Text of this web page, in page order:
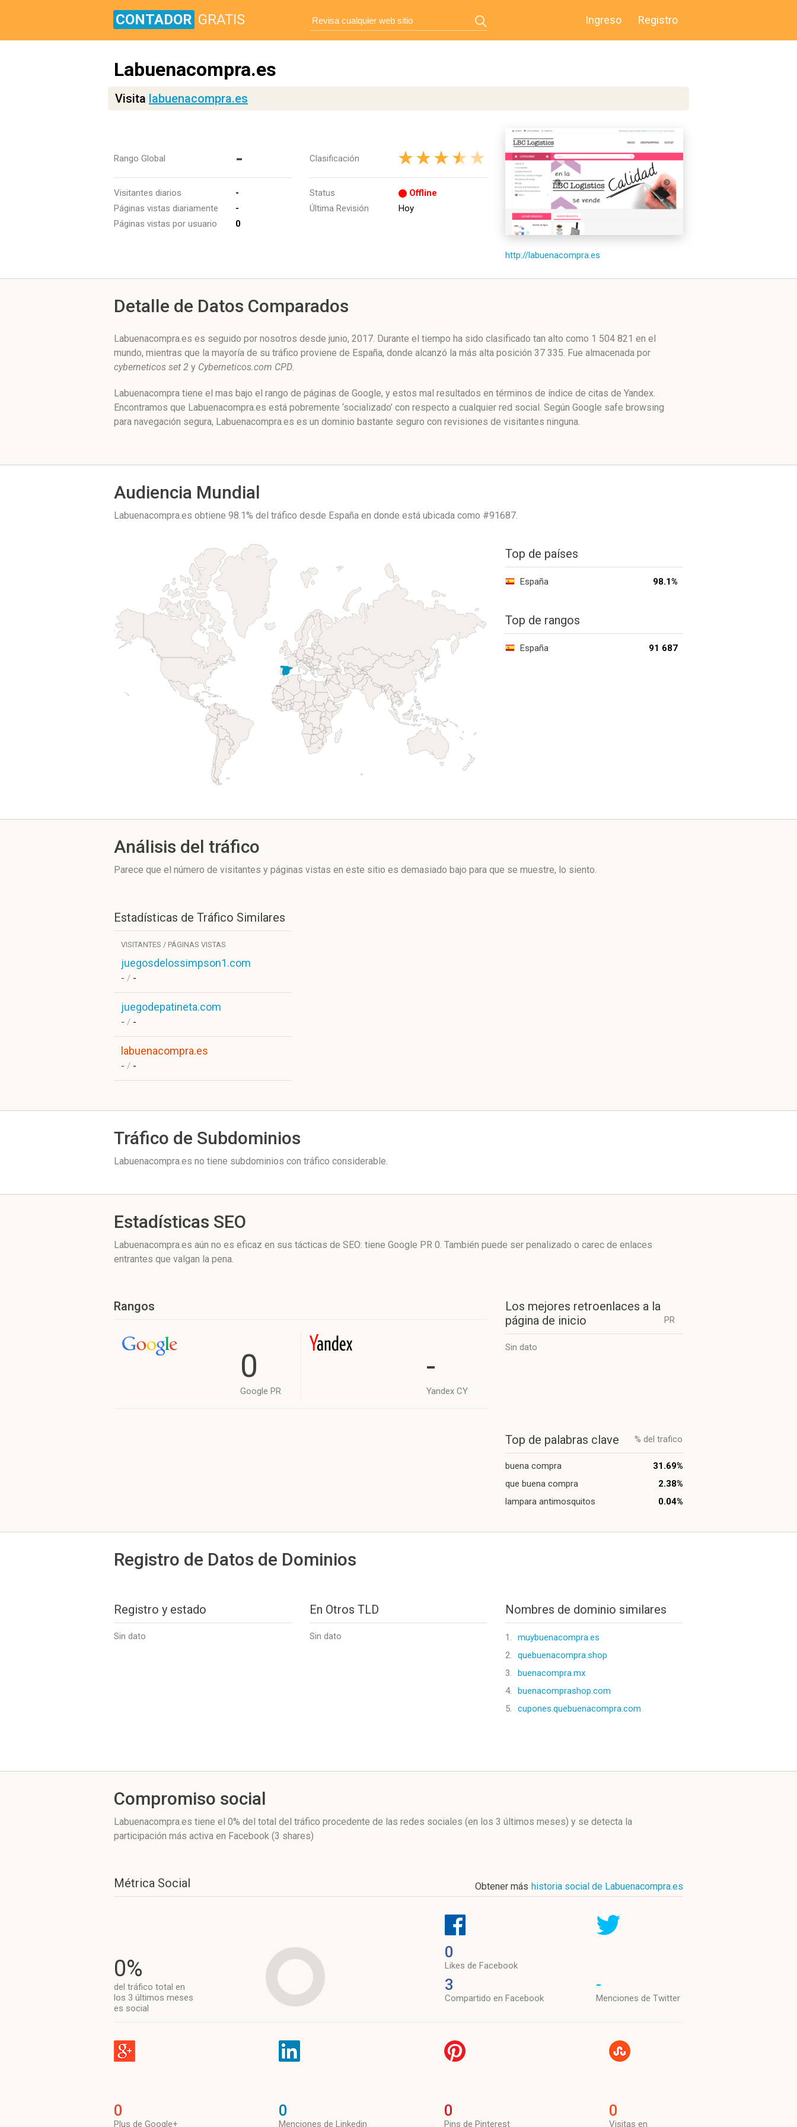
CONTADOR GRATIS Ingreso Registro
Labuenacompra.es
Visita labuenacompra.es
Rango Global -
Visitantes diarios
-
Páginas vistas diariamente
-
Páginas vistas por usuario
0
Clasificación
Status
Offline
Última Revisión
Hoy
http://labuenacompra.es
Detalle de Datos Comparados
Labuenacompra.es es seguido por nosotros desde junio, 2017. Durante el tiempo ha sido clasificado tan alto como 1 504 821 en el
mundo, mientras que la mayoría de su tráfico proviene de España, donde alcanzó la más alta posición 37 335. Fue almacenada por
cyberneticos set 2 y Cyberneticos.com CPD.
Labuenacompra tiene el mas bajo el rango de páginas de Google, y estos mal resultados en términos de índice de citas de Yandex.
Encontramos que Labuenacompra.es está pobremente ‘socializado’ con respecto a cualquier red social. Según Google safe browsing
para navegación segura, Labuenacompra.es es un dominio bastante seguro con revisiones de visitantes ninguna.
Audiencia Mundial
Labuenacompra.es obtiene 98.1% del tráfico desde España en donde está ubicada como #91687.
Top de países
España 98.1%
Top de rangos
España 91 687
Análisis del tráfico
Parece que el número de visitantes y páginas vistas en este sitio es demasiado bajo para que se muestre, lo siento.
Estadísticas de Tráfico Similares
VISITANTES / PÁGINAS VISTAS
juegosdelossimpson1.com
- / -
juegodepatineta.com
- / -
labuenacompra.es
- / -
Tráfico de Subdominios
Labuenacompra.es no tiene subdominios con tráfico considerable.
Estadísticas SEO
Labuenacompra.es aún no es eficaz en sus tácticas de SEO: tiene Google PR 0. También puede ser penalizado o carec de enlaces
entrantes que valgan la pena.
Rangos
0
Google PR
-
Yandex CY
Los mejores retroenlaces a la
página de inicio
PR
Sin dato
Top de palabras clave % del trafico
buena compra
31.69%
que buena compra
2.38%
lampara antimosquitos
0.04%
Registro de Datos de Dominios
Registro y estado
Sin dato
En Otros TLD
Sin dato
Nombres de dominio similares
1.
muybuenacompra.es
2.
quebuenacompra.shop
3.
buenacompra.mx
4.
buenacomprashop.com
5.
cupones.quebuenacompra.com
Compromiso social
Labuenacompra.es tiene el 0% del total del tráfico procedente de las redes sociales (en los 3 últimos meses) y se detecta la
participación más activa en Facebook (3 shares)
Métrica Social Obtener más historia social de Labuenacompra.es
0%
del tráfico total en
los 3 últimos meses
es social
0
Likes de Facebook
3
Compartido en Facebook
-
Menciones de Twitter
0
Plus de Google+
0
Menciones de Linkedin
0
Pins de Pinterest
0
Visitas en